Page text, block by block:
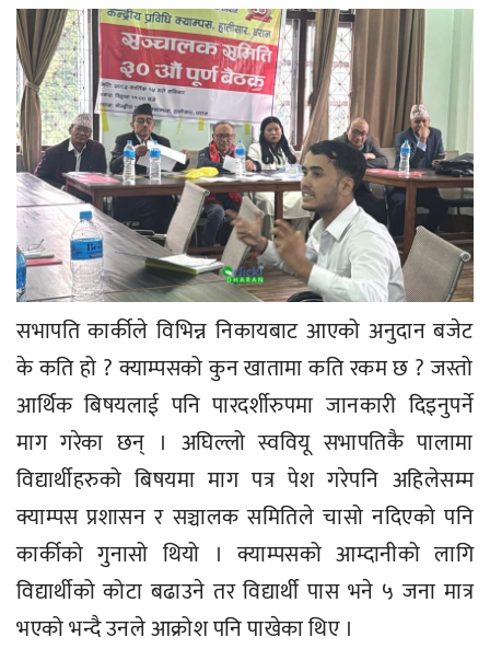
सभापति कार्कीले विभिन्न निकायबाट आएको अनुदान बजेट
के कति हो ? क्याम्पसको कुन खातामा कति रकम छ ? जस्तो
आर्थिक बिषयलाई पनि पारदर्शीरुपमा जानकारी दिइनुपर्ने
माग गरेका छन् । अघिल्लो स्ववियू सभापतिकै पालामा
विद्यार्थीहरुको बिषयमा माग पत्र पेश गरेपनि अहिलेसम्म
क्याम्पस प्रशासन र सञ्चालक समितिले चासो नदिएको पनि
कार्कीको गुनासो थियो । क्याम्पसको आम्दानीको लागि
विद्यार्थीको कोटा बढाउने तर विद्यार्थी पास भने ५ जना मात्र
भएको भन्दै उनले आक्रोश पनि पाखेका थिए ।